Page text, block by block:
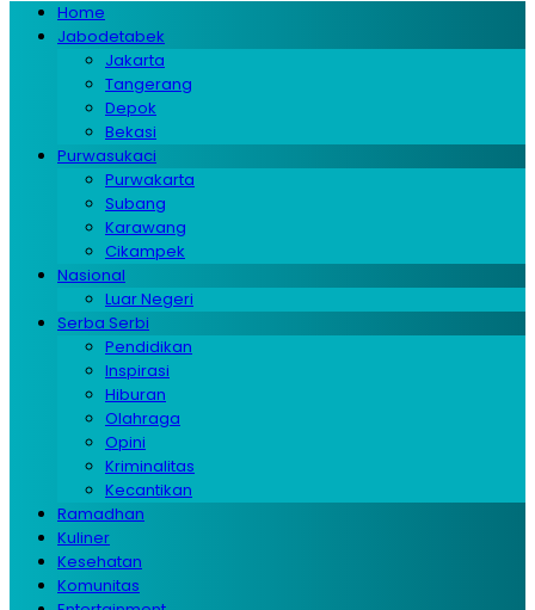
Home
Jabodetabek
Jakarta
Tangerang
Depok
Bekasi
Purwasukaci
Purwakarta
Subang
Karawang
Cikampek
Nasional
Luar Negeri
Serba Serbi
Pendidikan
Inspirasi
Hiburan
Olahraga
Opini
Kriminalitas
Kecantikan
Ramadhan
Kuliner
Kesehatan
Komunitas